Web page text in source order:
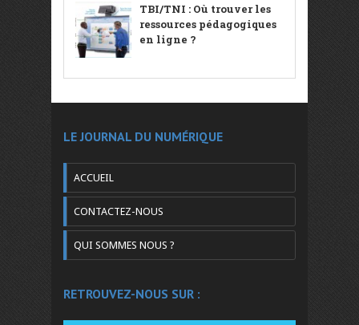
TBI/TNI : Où trouver les
ressources pédagogiques
en ligne ?
LE JOURNAL DU NUMÉRIQUE
ACCUEIL
CONTACTEZ-NOUS
QUI SOMMES NOUS ?
RETROUVEZ-NOUS SUR :